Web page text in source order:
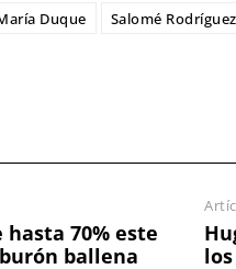
Duque Salomé Rodríguez
70% este
ballena